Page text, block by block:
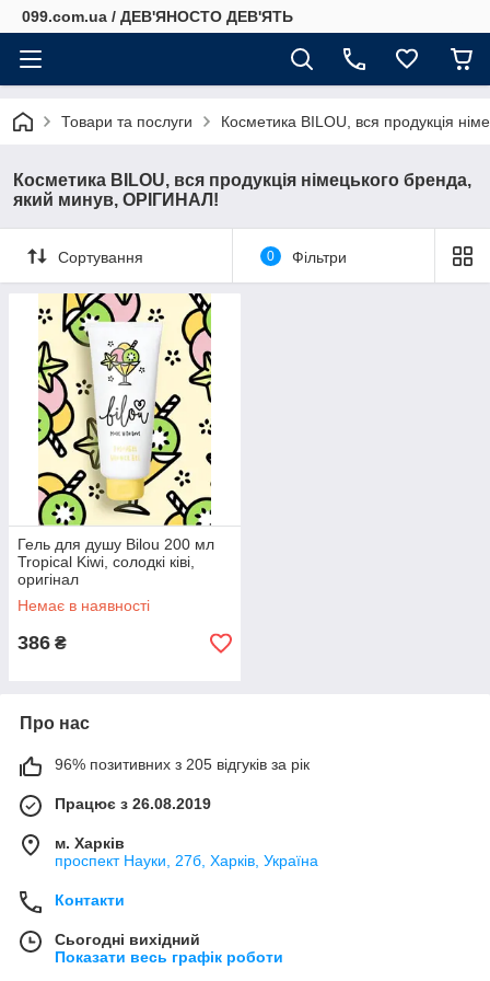
099.com.ua / ДЕВ'ЯНОСТО ДЕВ'ЯТЬ
Товари та послуги Косметика BILOU, вся продукція
Косметика BILOU, вся продукція німецького бренда,
який минув, ОРІГИНАЛ!
Сортування 0 Фільтри
Гель для душу Bilou 200 мл
Tropical Kiwi, солодкі ківі,
оригінал
Немає в наявності
386 ₴
Про нас
96% позитивних з 205 відгуків за рік
Працює з 26.08.2019
м. Харків
проспект Науки, 27б, Харків, Україна
Контакти
Сьогодні вихідний
Показати весь графік роботи